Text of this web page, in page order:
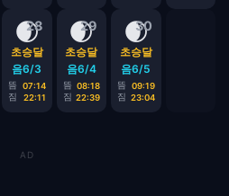
28
🌒
초승달
음6/3
뜸
07:14
짐
22:11
29
🌒
초승달
음6/4
뜸 08:18
짐 22:39
30
🌒
초승달
음6/5
뜸
09:19
짐 23:04
AD